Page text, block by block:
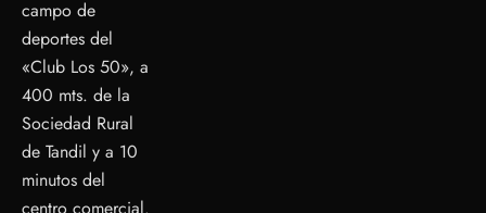
campo de
deportes del
«Club Los 50», a
400 mts. de la
Sociedad Rural
de Tandil y a 10
minutos del
centro comercial.